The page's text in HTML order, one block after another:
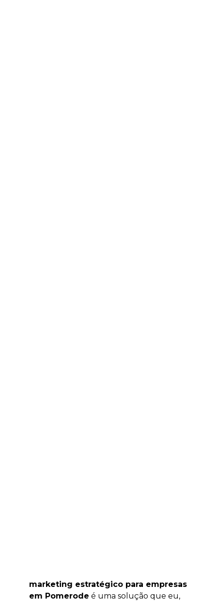
marketing estratégico para empresas
em Pomerode é uma solução que eu,